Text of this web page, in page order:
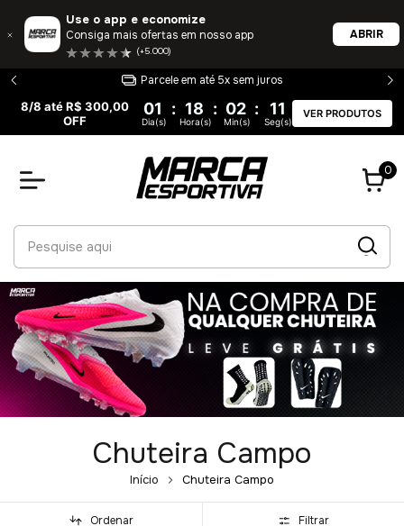
Use o app e economize
Consiga mais ofertas em nosso app
(+5.000)
ABRIR
Entrega 100% garantida
8/8 até R$ 300,00
OFF
01 : 18 : 02 : 11
Dia(s) Hora(s) Min(s) Seg(s)
VER PRODUTOS
0
Chuteira Campo
Início Chuteira Campo
Ordenar Filtrar